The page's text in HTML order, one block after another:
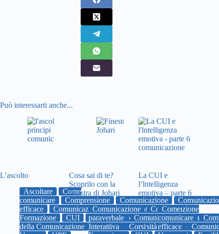
Può interessarti anche...
L’ascolto
Ascoltare
Come
comunicare
Comprensione Comunicazione
efficace
Comunicazione Umana Interattiva
Corsi
Formazione
CUI Emozioni empatia Evoluzione
della Comunicazione
uniupe
Università Popolare
Cosa sai di te?
Scoprilo con la
finestra di Johari
Comunicazione
Comunicazione
paraverbale
Comunicazione Umana
Interattiva
Corsi
La CUI e
l’lntelligenza
emotiva – parte 6
Come
comunicare
efficace